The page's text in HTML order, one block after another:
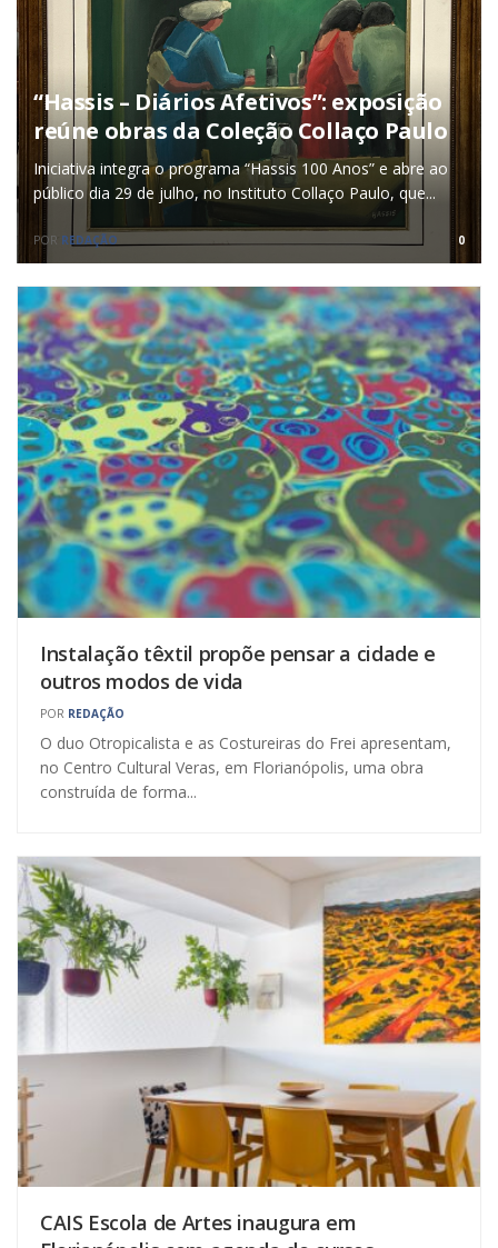
“Hassis – Diários Afetivos”: exposição
reúne obras da Coleção Collaço Paulo
Iniciativa integra o programa “Hassis 100 Anos” e abre ao
público dia 29 de julho, no Instituto Collaço Paulo, que...
POR REDAÇÃO 0
Instalação têxtil propõe pensar a cidade e
outros modos de vida
POR REDAÇÃO
O duo Otropicalista e as Costureiras do Frei apresentam,
no Centro Cultural Veras, em Florianópolis, uma obra
construída de forma...
CAIS Escola de Artes inaugura em